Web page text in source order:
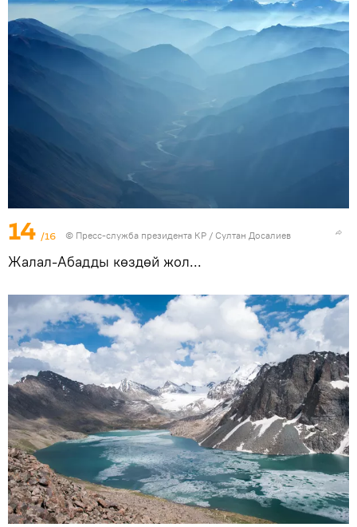
14 /16 © Пресс-служба президента КР / Султан Досалиев
Жалал-Абадды көздөй жол...